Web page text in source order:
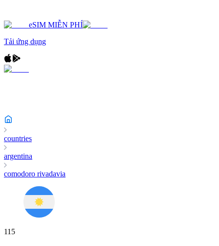
eSIM MIỄN PHÍ
Tải ứng dụng
countries
argentina
comodoro rivadavia
115